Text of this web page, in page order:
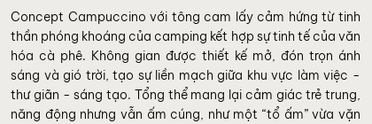
Concept Campuccino với tông cam lấy cảm hứng từ tinh
thần phóng khoáng của camping kết hợp sự tinh tế của văn
hóa cà phê. Không gian được thiết kế mở, đón trọn ánh
sáng và gió trời, tạo sự liền mạch giữa khu vực làm việc -
thư giãn - sáng tạo. Tổng thể mang lại cảm giác trẻ trung,
năng động nhưng vẫn ấm cúng, như một “tổ ấm” vừa vặn